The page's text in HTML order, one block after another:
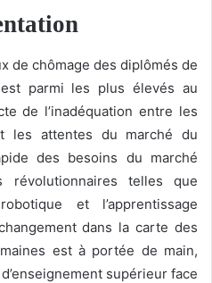
de chômage des diplômés de
est parmi les plus élevés au
de l’inadéquation entre les
les attentes du marché du
des besoins du marché
révolutionnaires telles que
et l’apprentissage
dans la carte des
est à portée de main,
supérieur face